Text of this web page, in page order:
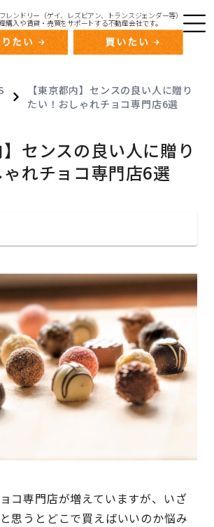
レンドリー（ゲイ、レズビアン、トランスジェンダー等）
購入や賃貸・売買をサポートする不動産会社です。
【東京都内】センスの良い人に贈り
たい！おしゃれチョコ専門店6選
】センスの良い人に贈り
れチョコ専門店6選
コ専門店が増えていますが、いざ
思うとどこで買えばいいのか悩み